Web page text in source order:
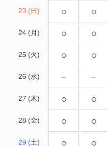
23 (日) ○ ○
24 (月) ○ ○
25 (火) ○ ○
26 (水) － －
27 (木) ○ ○
28 (金) ○ ○
29 (土) ○ ○